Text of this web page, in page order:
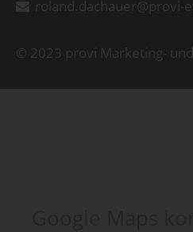
roland.dachauer@provi-
© 2023 provi Marketing-